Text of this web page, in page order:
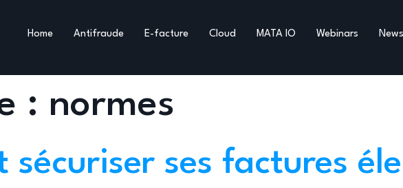
Home Antifraude E-facture Cloud MATA IO Webinars
: normes
sécuriser ses factures